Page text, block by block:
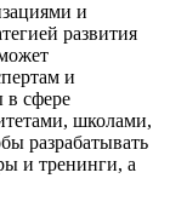
и
развития
и
в сфере
школами,
разрабатывать
и тренинги, а